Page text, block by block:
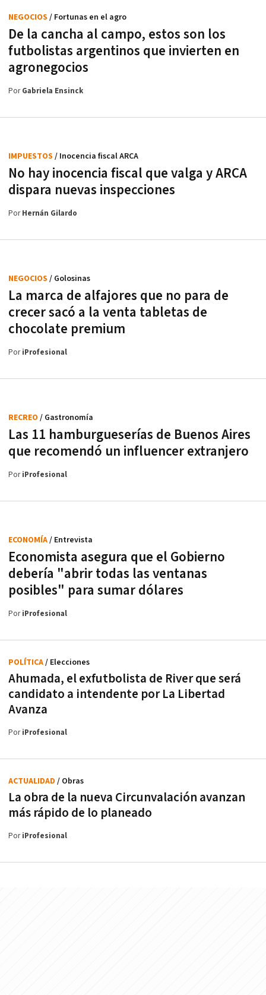
De la cancha al campo, estos son los
futbolistas argentinos que invierten en
agronegocios
NEGOCIOS / Fortunas en el agro
PorGabriela Ensinck
No hay inocencia fiscal que valga y ARCA
dispara nuevas inspecciones
IMPUESTOS / Inocencia fiscal ARCA
PorHernán Gilardo
La marca de alfajores que no para de
crecer sacó a la venta tabletas de
chocolate premium
NEGOCIOS / Golosinas
PoriProfesional
Las 11 hamburgueserías de Buenos Aires
que recomendó un influencer extranjero
RECREO / Gastronomía
PoriProfesional
Economista asegura que el Gobierno
debería "abrir todas las ventanas
posibles" para sumar dólares
ECONOMÍA/ Entrevista
PoriProfesional
Ahumada, el exfutbolista de River que será
candidato a intendente por La Libertad
Avanza
POLÍTICA/ Elecciones
PoriProfesional
La obra de la nueva Circunvalación avanzan
más rápido de lo planeado
ACTUALIDAD / Obras
PoriProfesional